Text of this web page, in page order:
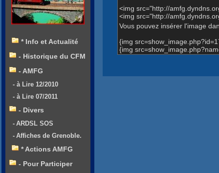
<img src="http://
<img src="http://
Vous pouvez insérer l'image
{img
{img
* Info et Actualité
- Historique du CFM
- AMFG
- à Lire 12/2010
- à Lire 07/2011
- Divers
- ARDSL SOS
- Affiches de Grenoble.
* Actions AMFG
- Pour Participer